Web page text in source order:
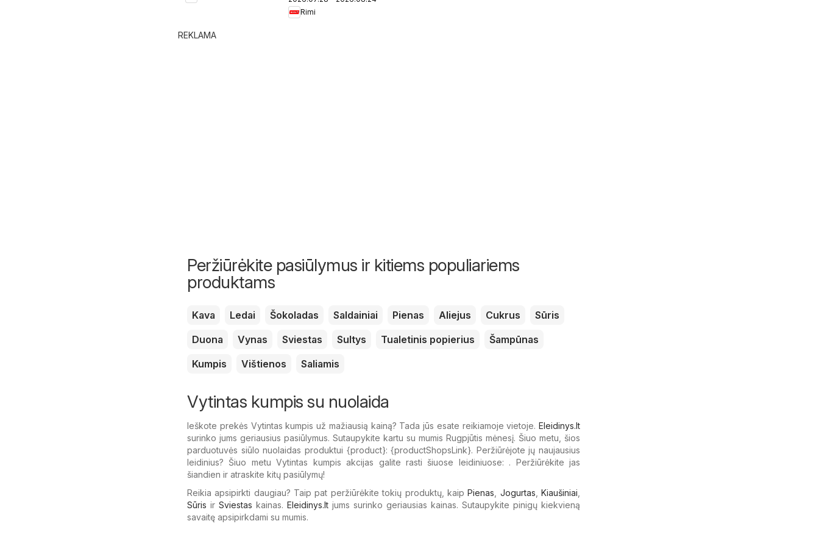
Rimi
REKLAMA
Peržiūrėkite pasiūlymus ir kitiems populiariems
produktams
Kava Ledai Šokoladas Saldainiai Pienas Aliejus Cukrus
Sūris
Duona
Vynas Sviestas Sultys Tualetinis popierius
Šampūnas
Kumpis
Vištienos Saliamis
Vytintas kumpis su nuolaida
Ieškote prekės Vytintas kumpis už mažiausią kainą? Tada jūs esate reikiamoje vietoje. Eleidinys.lt
surinko jums geriausius pasiūlymus. Sutaupykite kartu su mumis Rugpjūtis mėnesį. Šiuo metu, šios
parduotuvės siūlo nuolaidas produktui {​product}: {​productShopsLink}. Peržiūrėjote jų naujausius
leidinius? Šiuo metu Vytintas kumpis akcijas galite rasti šiuose leidiniuose: . Peržiūrėkite jas
šiandien ir atraskite kitų pasiūlymų!
Reikia apsipirkti daugiau? Taip pat peržiūrėkite tokių produktų, kaipPienas Jogurtas ,Kiaušiniai
Sūris ir Sviestas kainas. Eleidinys.lt jums surinko geriausias kainas. Sutaupykite pinigų kiekvieną
savaitę apsipirkdami su mumis.